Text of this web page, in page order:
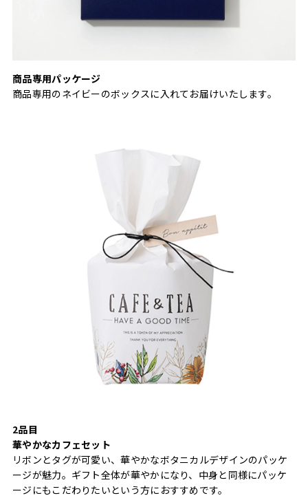
商品専用パッケージ
商品専用のネイビーのボックスに入れてお届けいたします。
2品目
華やかなカフェセット
リボンとタグが可愛い、華やかなボタニカルデザインのパッケ
ージが魅力。ギフト全体が華やかになり、中身と同様にパッケ
ージにもこだわりたいという方におすすめです。